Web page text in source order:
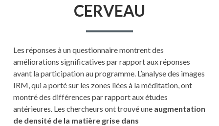
CERVEAU
Les réponses à un questionnaire montrent des
améliorations significatives par rapport aux réponses
avant la participation au programme. L’analyse des images
IRM, qui a porté sur les zones liées à la méditation, ont
montré des différences par rapport aux études
antérieures. Les chercheurs ont trouvé une augmentation
de densité de la matière grise dans